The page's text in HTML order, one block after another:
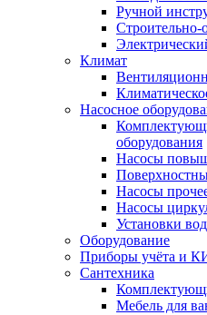
Ручной
Строительно-
Климат
Насосное
оборудования
Насосы
Насосы
Насосы
Установки
Оборудование
Приборы учёта и
Сантехника
Мебель для